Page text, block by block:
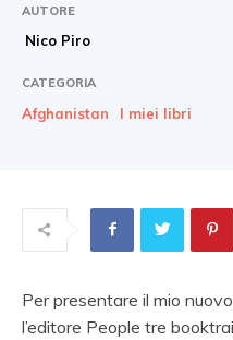
AUTORE
Nico Piro
CATEGORIA
Afghanistan I miei libri
Per presentare il mio
l’editore People tre